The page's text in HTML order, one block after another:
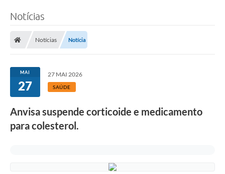
Notícias
Notícias Notícia
MAI
27
27 MAI 2026
SAÚDE
Anvisa suspende corticoide e medicamento
para colesterol.